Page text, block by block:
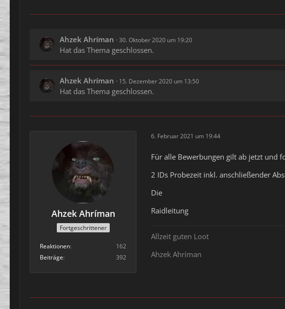
Ahzek Ahríman 30. Oktober 2020 um 19:20
Hat das Thema geschlossen.
Ahzek Ahríman 15. Dezember 2020 um 13:50
Hat das Thema geschlossen.
Ahzek Ahríman
Fortgeschrittener
Reaktionen
162
Beiträge
392
6. Februar 2021 um 19:44
Für alle Bewerbungen gilt ab jetzt und
2 IDs Probezeit inkl. anschließender
Die
Raidleitung
Allzeit guten Loot
Ahzek Ahríman